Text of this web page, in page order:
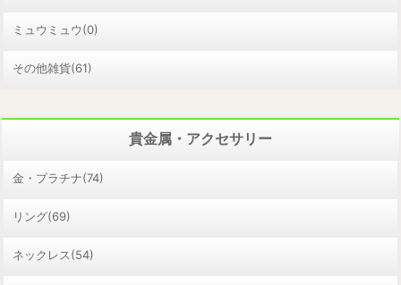
ミュウミュウ(0)
その他雑貨(61)
貴金属・アクセサリー
金・プラチナ(74)
リング(69)
ネックレス(54)